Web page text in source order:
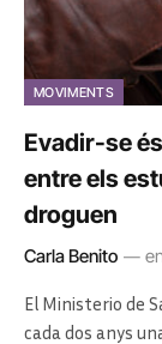
MOVIMENTS
Evadir-se
entre els
droguen
Carla Benito
El Ministerio de
cada dos anys